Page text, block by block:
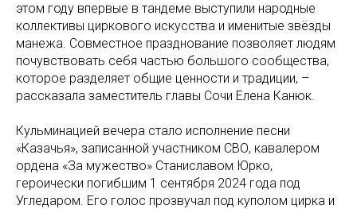
этом году впервые в тандеме выступили народные
коллективы циркового искусства и именитые звёзды
манежа. Совместное празднование позволяет людям
почувствовать себя частью большого сообщества,
которое разделяет общие ценности и традиции, –
рассказала заместитель главы Сочи Елена Канюк.
Кульминацией вечера стало исполнение песни
«Казачья», записанной участником СВО, кавалером
ордена «За мужество» Станиславом Юрко,
героически погибшим 1 сентября 2024 года под
Угледаром. Его голос прозвучал под куполом цирка и